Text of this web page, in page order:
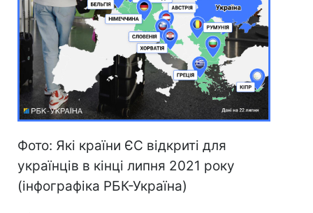
Фото: Які країни ЄС відкриті для
українців в кінці липня 2021 року
(інфографіка РБК-Україна)